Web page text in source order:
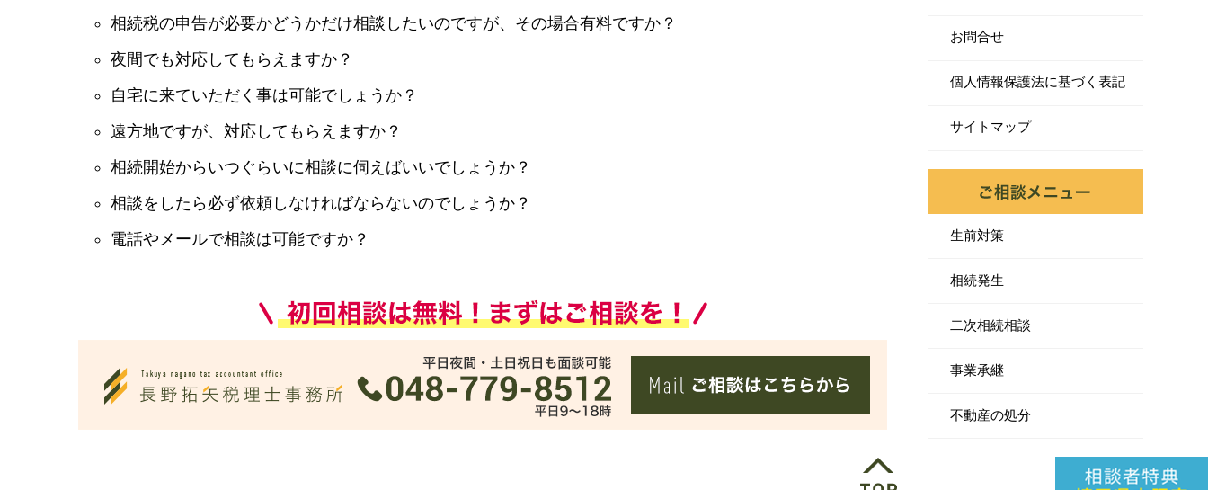
相続税の申告が必要かどうかだけ相談したいのですが、その場合有料ですか？
夜間でも対応してもらえますか？
自宅に来ていただく事は可能でしょうか？
遠方地ですが、対応してもらえますか？
相続開始からいつぐらいに相談に伺えばいいでしょうか？
相談をしたら必ず依頼しなければならないのでしょうか？
電話やメールで相談は可能ですか？
お問合せ
個人情報保護法に基づく表記
サイトマップ
生前対策
相続発生
二次相続相談
事業承継
不動産の処分